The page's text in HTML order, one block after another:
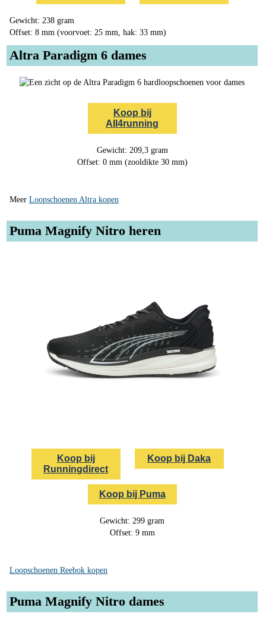
Gewicht: 238 gram
Offset: 8 mm (voorvoet: 25 mm, hak: 33 mm)
Altra Paradigm 6 dames
Koop bij
All4running
Gewicht: 209,3 gram
Offset: 0 mm (zooldikte 30 mm)
Meer Loopschoenen Altra kopen
Puma Magnify Nitro heren
Koop bij
Runningdirect
Koop bij Daka
Koop bij Puma
Gewicht: 299 gram
Offset: 9 mm
Loopschoenen Reebok kopen
Puma Magnify Nitro dames